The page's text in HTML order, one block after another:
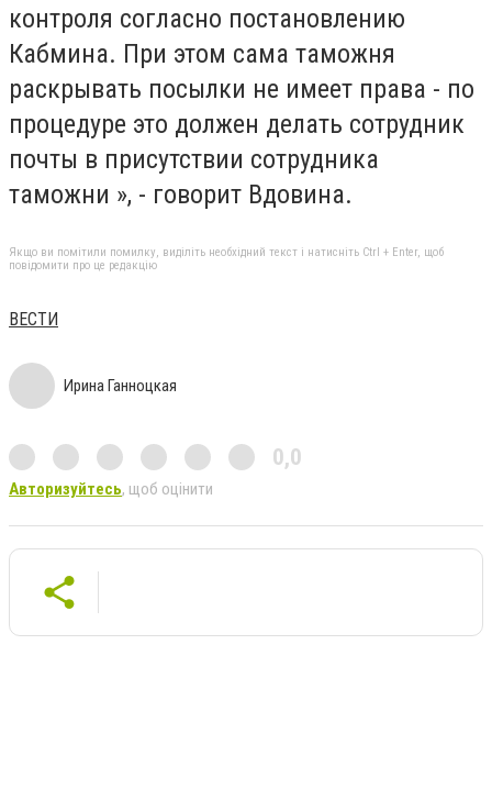
контроля согласно постановлению
Кабмина. При этом сама таможня
раскрывать посылки не имеет права - по
процедуре это должен делать сотрудник
почты в присутствии сотрудника
таможни », - говорит Вдовина.
Якщо ви помітили помилку, виділіть необхідний текст і натисніть Ctrl + Enter, щоб
повідомити про це редакцію
ВЕСТИ
Ирина Ганноцкая
0,0
Авторизуйтесь, щоб оцінити